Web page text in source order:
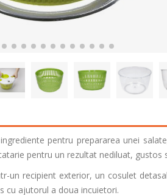
pentru prepararea unei
pentru un rezultat nediluat, gustos
un recipient exterior, un cosulet
cu ajutorul a doua incuietori.